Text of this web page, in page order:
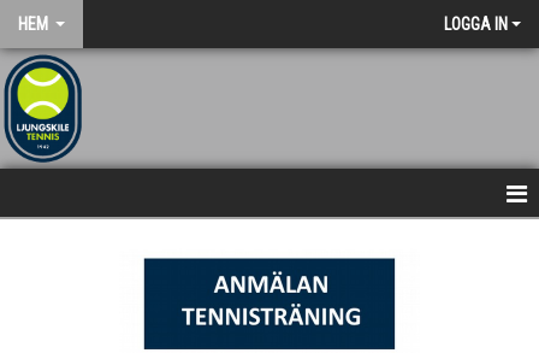
HEM LOGGA IN